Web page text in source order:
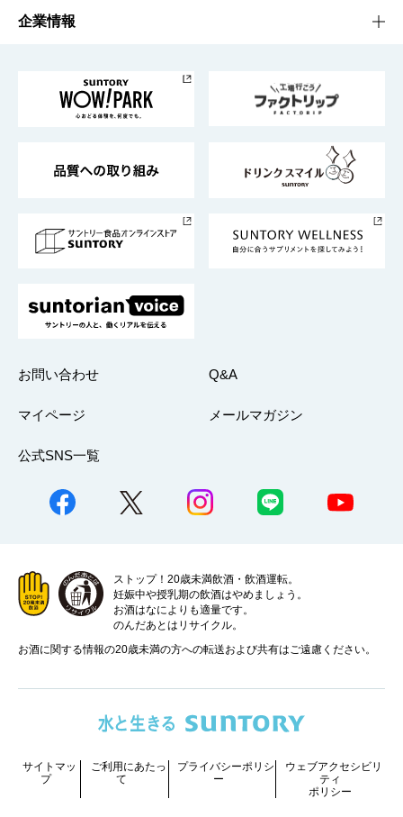
栄養成分一覧
工場見学
地域情報
サントリーホール
サントリーサンバーズ大阪
サステナビリティTOP
サントリーが考えるサステナビリティ経営
企業情報
企業概要
採用情報
お問い合わせ Q&A
マイページ メールマガジン
公式SNS一覧
ストップ！20歳未満飲酒・飲酒運転。
妊娠中や授乳期の飲酒はやめましょう。
お酒はなによりも適量です。
のんだあとはリサイクル。
お酒に関する情報の20歳未満の方への転送および共有はご遠慮ください。
サイトマッ
プ
ご利用にあたっ
て
プライバシーポリシ
ー
ウェブアクセシビリ
ティ
ポリシー